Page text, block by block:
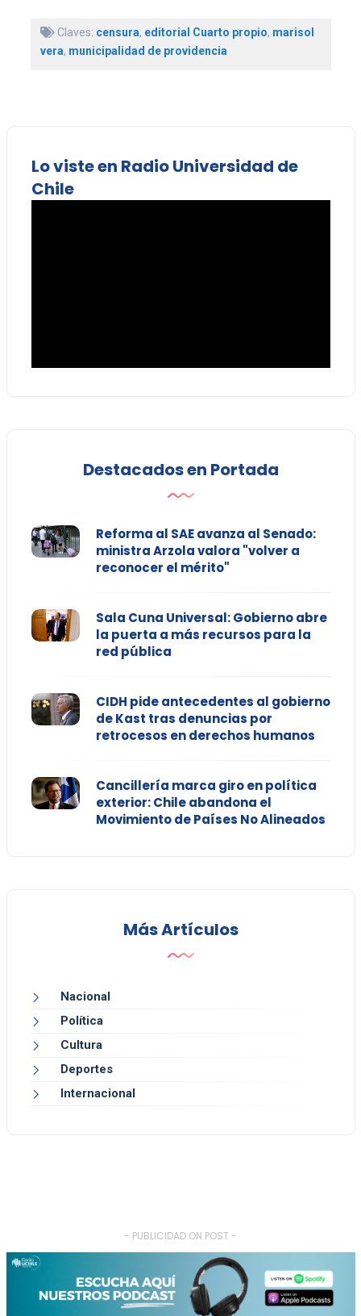
Claves: censura, editorial Cuarto propio, marisol
vera, municipalidad de providencia
Lo viste en Radio Universidad de
Chile
Destacados en Portada
Reforma al SAE avanza al Senado:
ministra Arzola valora "volver a
reconocer el mérito"
Sala Cuna Universal: Gobierno abre
la puerta a más recursos para la
red pública
CIDH pide antecedentes al gobierno
de Kast tras denuncias por
retrocesos en derechos humanos
Cancillería marca giro en política
exterior: Chile abandona el
Movimiento de Países No Alineados
Más Artículos
Nacional
Política
Cultura
Deportes
Internacional
- PUBLICIDAD ON POST -